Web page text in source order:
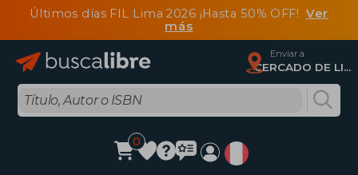
Últimos días FIL Lima 2026 ¡Hasta 50% OFF!Ver
más
Enviar a
CERCADO DE LIMA, Lima
0